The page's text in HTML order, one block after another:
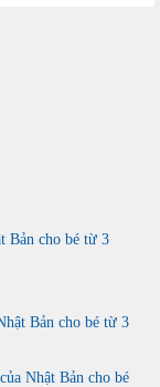
Bản cho bé từ 3
Bản cho bé từ 3
Nhật Bản cho bé